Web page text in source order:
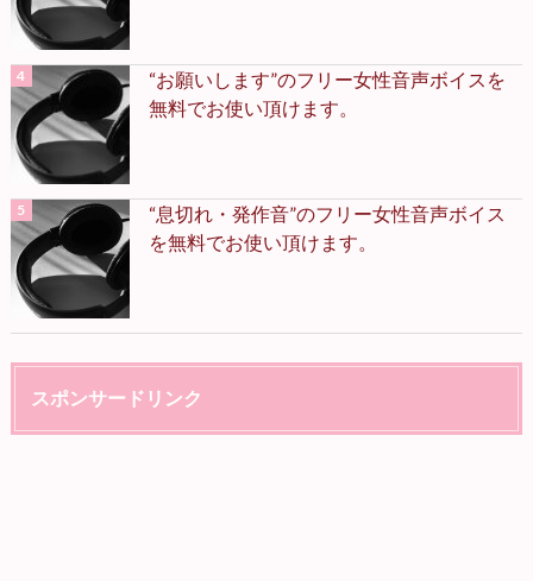
“お願いします”のフリー女性音声ボイスを
無料でお使い頂けます。
“息切れ・発作音”のフリー女性音声ボイス
を無料でお使い頂けます。
スポンサードリンク